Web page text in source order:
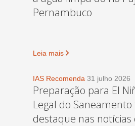
Pernambuco
Leia mais
IAS Recomenda 31 julho 2026
Preparação para El
Legal do
destaque nas notícias